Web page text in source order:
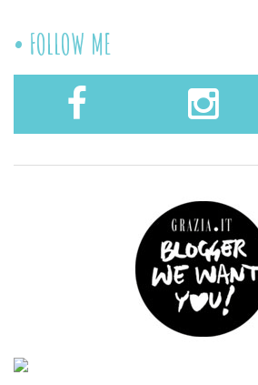
FOLLOW ME